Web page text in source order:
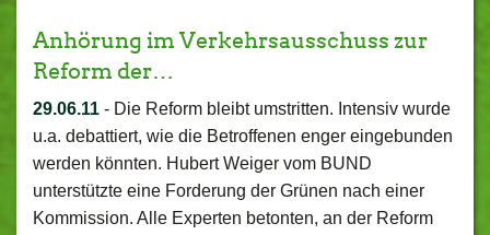
Anhörung im Verkehrsausschuss zur
Reform der…
29.06.11 - Die Reform bleibt umstritten. Intensiv wurde
u.a. debattiert, wie die Betroffenen enger eingebunden
werden könnten. Hubert Weiger vom BUND
unterstützte eine Forderung der Grünen nach einer
Kommission. Alle Experten betonten, an der Reform